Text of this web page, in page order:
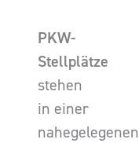
PKW-
Stellplätze
stehen
in einer
nahegelegenen